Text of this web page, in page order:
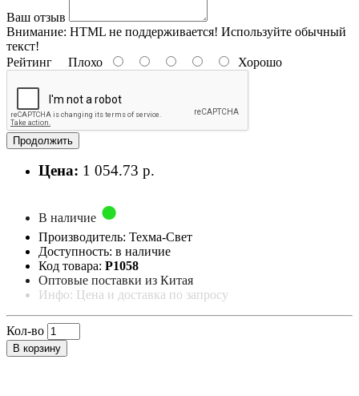
Ваш отзыв
Внимание: HTML не поддерживается! Используйте обычный
текст!
Рейтинг Плохо Хорошо
Продолжить
Цена: 1 054.73 р.
В наличие
Производитель: Техма-Свет
Доступность: в наличие
Код товара: Р1058
Оптовые поставки из Китая
Инфо: Цена и доставка по запросу
Кол-во
В корзину